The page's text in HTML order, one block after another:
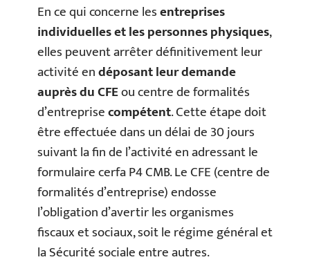
En ce qui concerne lesentreprises
individuelles et les personnes physiques,
elles peuvent arrêter définitivement leur
activité endéposant leur demande
auprès du CFEou centre de formalités
d’entreprisecompétent. Cette étape doit
être effectuée dans un délai de 30 jours
suivant la fin de l’activité en adressant le
formulaire cerfa P4 CMB. Le CFE (centre de
formalités d’entreprise) endosse
l’obligation d’avertir les organismes
fiscaux et sociaux, soit le régime général et
la Sécurité sociale entre autres.